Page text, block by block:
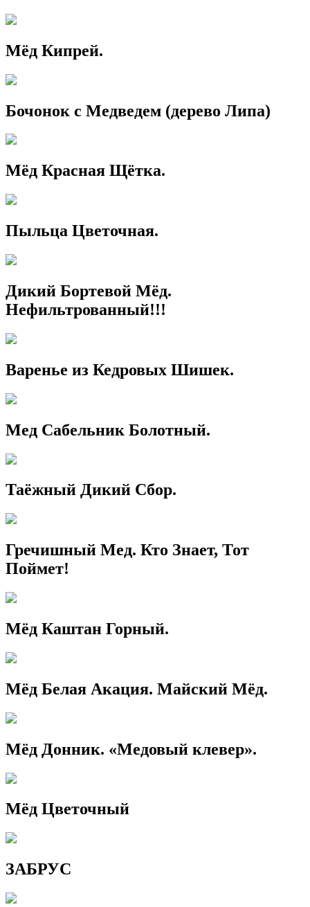
Мёд Кипрей.
Бочонок с Медведем (дерево Липа)
Мёд Красная Щётка.
Пыльца Цветочная.
Дикий Бортевой Мёд.
Нефильтрованный!!!
Варенье из Кедровых Шишек.
Мед Сабельник Болотный.
Таёжный Дикий Сбор.
Гречишный Мед. Кто Знает, Тот
Поймет!
Мёд Каштан Горный.
Мёд Белая Акация. Майский Мёд.
Мёд Донник. «Медовый клевер».
Мёд Цветочный
ЗАБРУС